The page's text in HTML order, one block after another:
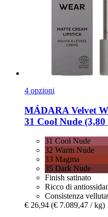
4 opzioni
MÁDARA Velvet
31 Cool Nude (3,80
31 Cool Nude
32 Warm Nude
33 Magma
35 Dark Nude
Finish satinato
Ricco di
Consistenza
€ 26,94 (€ 7.089,47 / kg)